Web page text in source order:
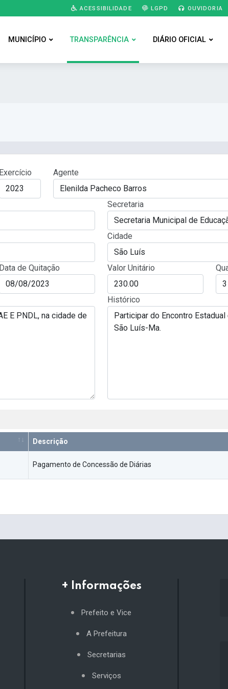
ACESSIBILIDADE LGPD OUVIDORIA
MUNICÍPIO TRANSPARÊNCIA DIÁRIO OFICIAL
Exercício Agente
Secretaria
Cidade
Data de Quitação Valor Unitário
Histórico
Descrição
Pagamento de Concessão de Diárias
+ Informações
Prefeito e Vice
A Prefeitura
Secretarias
Serviços